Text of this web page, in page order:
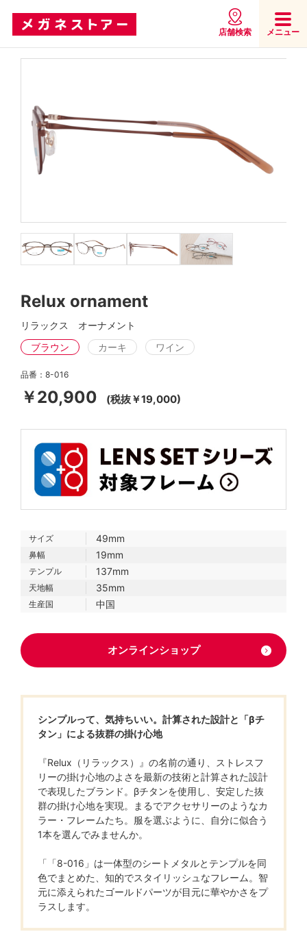
店舗検索 メニュー
Relux ornament
リラックス オーナメント
ブラウン
カーキ ワイン
品番：8-016
￥20,900 (税抜￥19,000)
サイズ 49mm
鼻幅 19mm
テンプル 137mm
天地幅 35mm
生産国 中国
オンラインショップ
シンプルって、気持ちいい。計算された設計と「βチ
タン」による抜群の掛け心地
『Relux（リラックス）』の名前の通り、ストレスフ
リーの掛け心地のよさを最新の技術と計算された設計
で表現したブランド。βチタンを使用し、安定した抜
群の掛け心地を実現。まるでアクセサリーのようなカ
ラー・フレームたち。服を選ぶように、自分に似合う
1本を選んでみませんか。
「「8-016」は一体型のシートメタルとテンプルを同
色でまとめた、知的でスタイリッシュなフレーム。智
元に添えられたゴールドパーツが目元に華やかさをプ
ラスします。